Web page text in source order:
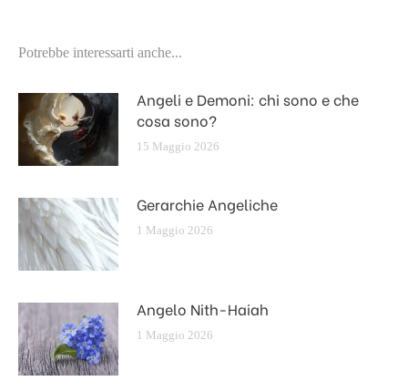
Potrebbe interessarti anche...
Angeli e Demoni: chi sono e che
cosa sono?
15 Maggio 2026
Gerarchie Angeliche
1 Maggio 2026
Angelo Nith-Haiah
1 Maggio 2026